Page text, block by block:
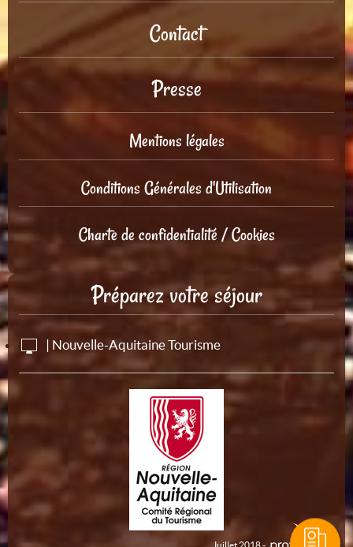
Contact
Presse
Mentions légales
Conditions Générales d'Utilisation
Charte de confidentialité / Cookies
Préparez votre séjour
| Nouvelle-Aquitaine Tourisme